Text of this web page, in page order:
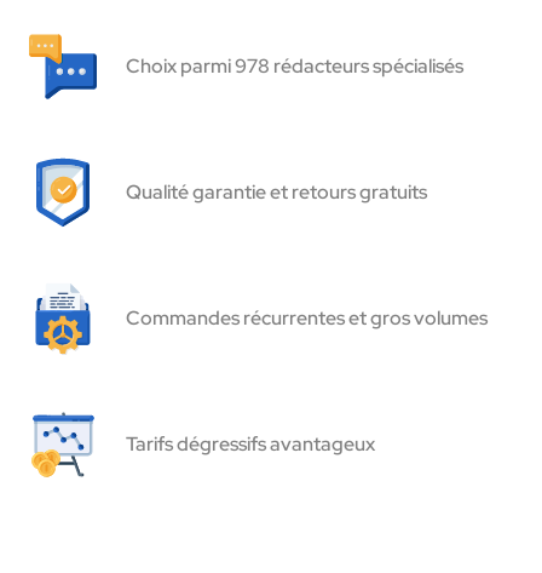
Choix parmi 978 rédacteurs spécialisés
Qualité garantie et retours gratuits
Commandes récurrentes et gros volumes
Tarifs dégressifs avantageux